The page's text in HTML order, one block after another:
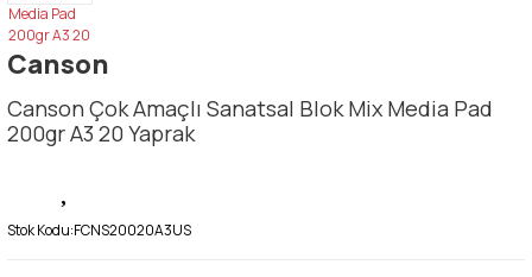
Canson
Canson Çok Amaçlı Sanatsal Blok Mix Media Pad
200gr A3 20 Yaprak
Stok Kodu:FCNS20020A3US